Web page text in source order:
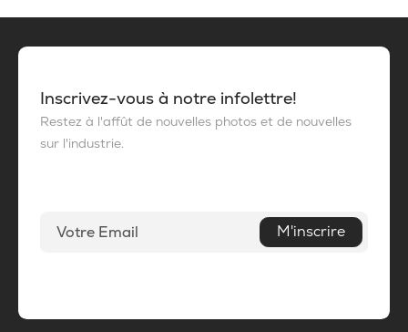
Inscrivez-vous à notre infolettre!
Restez à l'affût de nouvelles photos et de nouvelles
sur l'industrie.
M'inscrire